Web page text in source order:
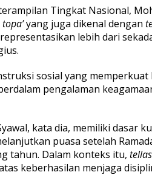
Tingkat Nasional,
yang juga dikenal dengan
lebih dari
sosial yang memperkuat
pengalaman
kata dia, memiliki dasar
puasa setelah
tahun. Dalam konteks itu,
keberhasilan menjaga